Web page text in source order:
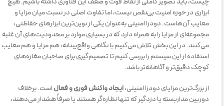
ابزاری در حوزه امنیت بی‌نقص نیست، اما تفاوت اصلی در نسبت میان مزایا و
معایب آن‌هاست. دودزا امنیتی به‌عنوان یکی از نوین‌ترین ابزارهای حفاظتی،
مجموعه‌ای از مزایا را به همراه دارد که در بسیاری موارد بر محدودیت‌های آن غلبه
می‌کنند. در این بخش تلاش می‌کنیم با نگاهی واقع‌بینانه، هم مزایا و هم معایب
استفاده از این سیستم را بررسی کنیم تا تصمیم‌گیری برای صاحبان مغازه‌های
کوچک دقیق‌تر و آگاهانه‌تر باشد.
از بزرگ‌ترین مزایای دودزا امنیتی،ایجاد واکنش فوری و فعالاست. برخلاف
دوربین مداربسته یا دزدگیر که تنها نظاره‌گر هستند یا صرفاً هشدار می‌دهند،